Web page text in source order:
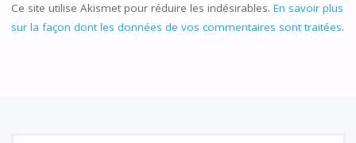
Ce site utilise Akismet pour réduire les indésirables. En savoir plus
sur la façon dont les données de vos commentaires sont traitées.